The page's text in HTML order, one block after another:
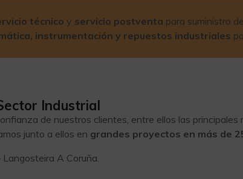
técnico y servicio postventa para suministro
instrumentación y repuestos industriales
Industrial
de nuestros clientes, entre ellos las
junto a ellos en grandes proyectos en más de
A Coruña.